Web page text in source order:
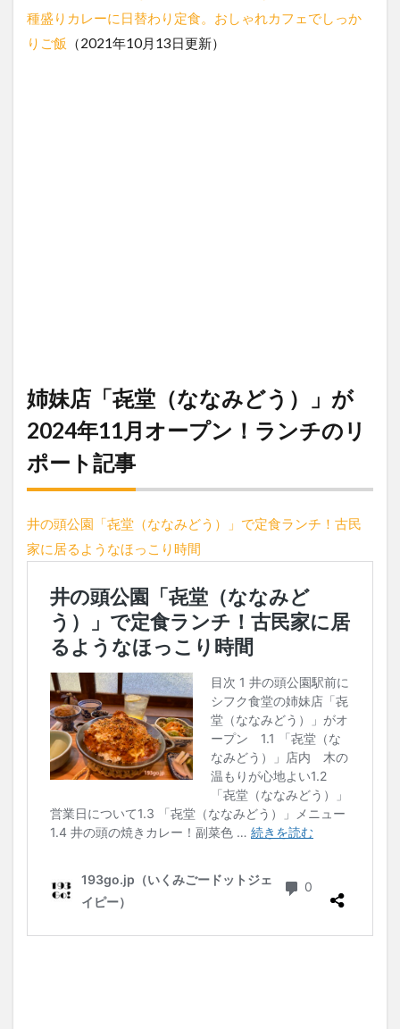
種盛りカレーに日替わり定食。おしゃれカフェでしっか
りご飯
（2021年10月13日更新）
姉妹店「㐂堂（ななみどう）」が
2024年11月オープン！ランチのリ
ポート記事
井の頭公園「㐂堂（ななみどう）」で定食ランチ！古民
家に居るようなほっこり時間